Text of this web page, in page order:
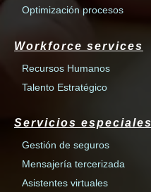
Optimización procesos
Workforce services
Recursos Humanos
Talento Estratégico
Servicios especiales
Gestión de seguros
Mensajería tercerizada
Asistentes virtuales